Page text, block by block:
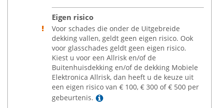
Eigen risico
Voor schades die onder de Uitgebreide
dekking vallen, geldt geen eigen risico. Ook
voor glasschades geldt geen eigen risico.
Kiest u voor een Allrisk en/of de
Buitenhuisdekking en/of de dekking Mobiele
Elektronica Allrisk, dan heeft u de keuze uit
een eigen risico van € 100, € 300 of€ 500 per
gebeurtenis.
Lees meer